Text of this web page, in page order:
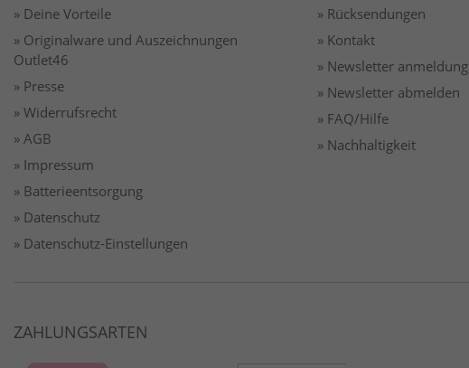
» Deine Vorteile
» Originalware und Auszeichnungen
Outlet46
» Presse
» Widerrufsrecht
» AGB
» Impressum
» Batterieentsorgung
» Datenschutz
» Datenschutz-Einstellungen
» Rücksendungen
» Kontakt
» Newsletter anmeldung
» Newsletter abmelden
» FAQ/Hilfe
» Nachhaltigkeit
ZAHLUNGSARTEN